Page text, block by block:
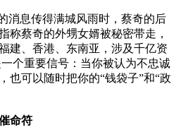
消息传得满城风雨时，蔡奇的后
称蔡奇的外甥女婿被秘密带走，
建、香港、东南亚，涉及千亿资
个重要信号：当你被认为不忠诚
也可以随时把你的“钱袋子”和“政
命符